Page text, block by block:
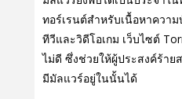
ทอร์เรนต์สําหรับเนื้อหาควา
ทีวีและวิดีโอเกม เว็บไซต์
ไม่ดี ซึ่งช่วยให้ผู้ประสงค์ร้า
มีมัลแวร์อยู่ในนั้นได้